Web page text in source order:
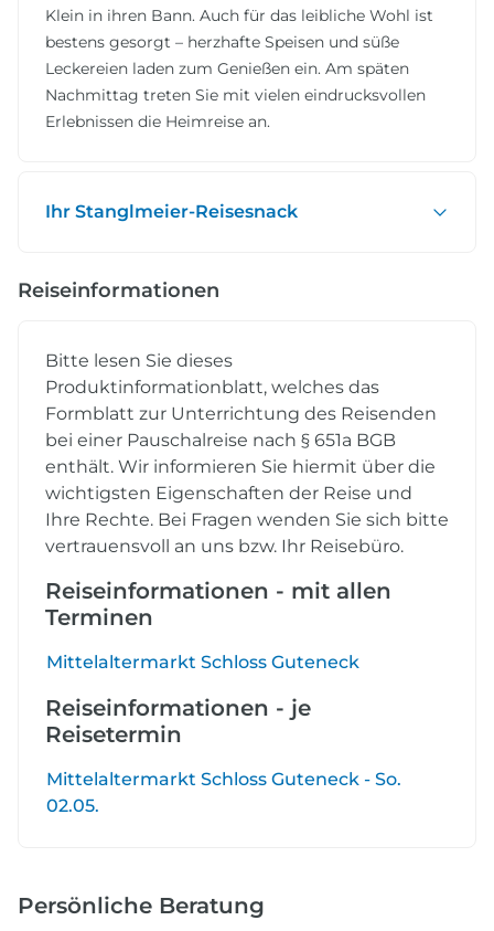
Klein in ihren Bann. Auch für das leibliche Wohl ist
bestens gesorgt – herzhafte Speisen und süße
Leckereien laden zum Genießen ein. Am späten
Nachmittag treten Sie mit vielen eindrucksvollen
Erlebnissen die Heimreise an.
Ihr Stanglmeier-Reisesnack
Reiseinformationen
Bitte lesen Sie dieses
Produktinformationblatt, welches das
Formblatt zur Unterrichtung des Reisenden
bei einer Pauschalreise nach § 651a BGB
enthält. Wir informieren Sie hiermit über die
wichtigsten Eigenschaften der Reise und
Ihre Rechte. Bei Fragen wenden Sie sich bitte
vertrauensvoll an uns bzw. Ihr Reisebüro.
Reiseinformationen - mit allen
Terminen
Mittelaltermarkt Schloss Guteneck
Reiseinformationen - je
Reisetermin
Mittelaltermarkt Schloss Guteneck - So.
02.05.
Persönliche Beratung